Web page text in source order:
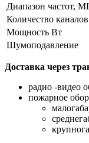
Диапазон частот,
Количество каналов
Мощность Вт
Шумоподавление
Доставка через
радио -видео
пожарное